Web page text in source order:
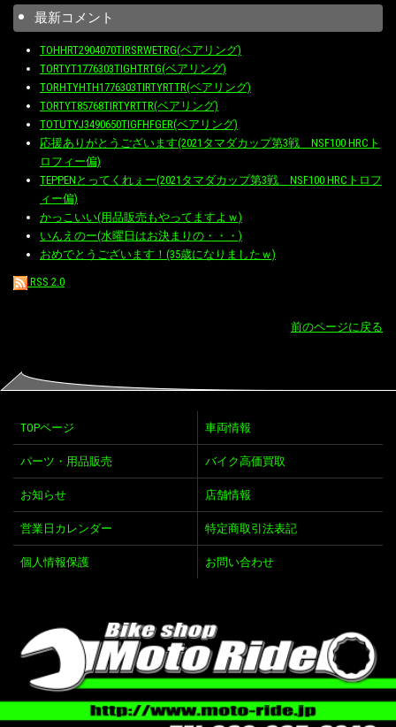
最新コメント
TOHHRT2904070TIRSRWETRG(ベアリング)
TORTYT1776303TIGHTRTG(ベアリング)
TORHTYHTH1776303TIRTYRTTR(ベアリング)
TORTYT85768TIRTYRTTR(ベアリング)
TOTUTYJ3490650TIGFHFGER(ベアリング)
応援ありがとうございます(2021タマダカップ第3戦 NSF100 HRCト
ロフィー偏)
TEPPENとってくれぇー(2021タマダカップ第3戦 NSF100 HRCトロフ
ィー偏)
かっこいい(用品販売もやってますよｗ)
いんえのー(水曜日はお決まりの・・・)
おめでとうございます！(35歳になりましたｗ)
RSS 2.0
前のページに戻る
TOPページ 車両情報
パーツ・用品販売 バイク高価買取
お知らせ 店舗情報
営業日カレンダー 特定商取引法表記
個人情報保護 お問い合わせ